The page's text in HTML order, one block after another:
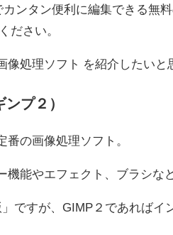
ンタン便利に編集できる無
ださい。
像処理ソフト を紹介したいと
ンプ２）
番の画像処理ソフト。
機能やエフェクト、ブラシな
ですが、GIMP２であれば